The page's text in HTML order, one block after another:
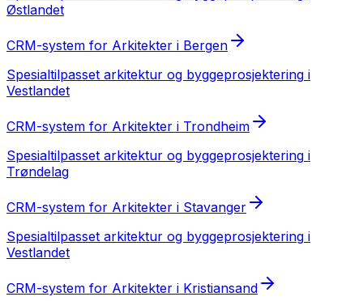
Østlandet
CRM-system for Arkitekter i Bergen
Spesialtilpasset arkitektur og byggeprosjektering i
Vestlandet
CRM-system for Arkitekter i Trondheim
Spesialtilpasset arkitektur og byggeprosjektering i
Trøndelag
CRM-system for Arkitekter i Stavanger
Spesialtilpasset arkitektur og byggeprosjektering i
Vestlandet
CRM-system for Arkitekter i Kristiansand